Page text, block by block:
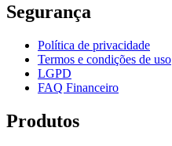
Segurança
Política de privacidade
Termos e condições de uso
LGPD
FAQ Financeiro
Produtos